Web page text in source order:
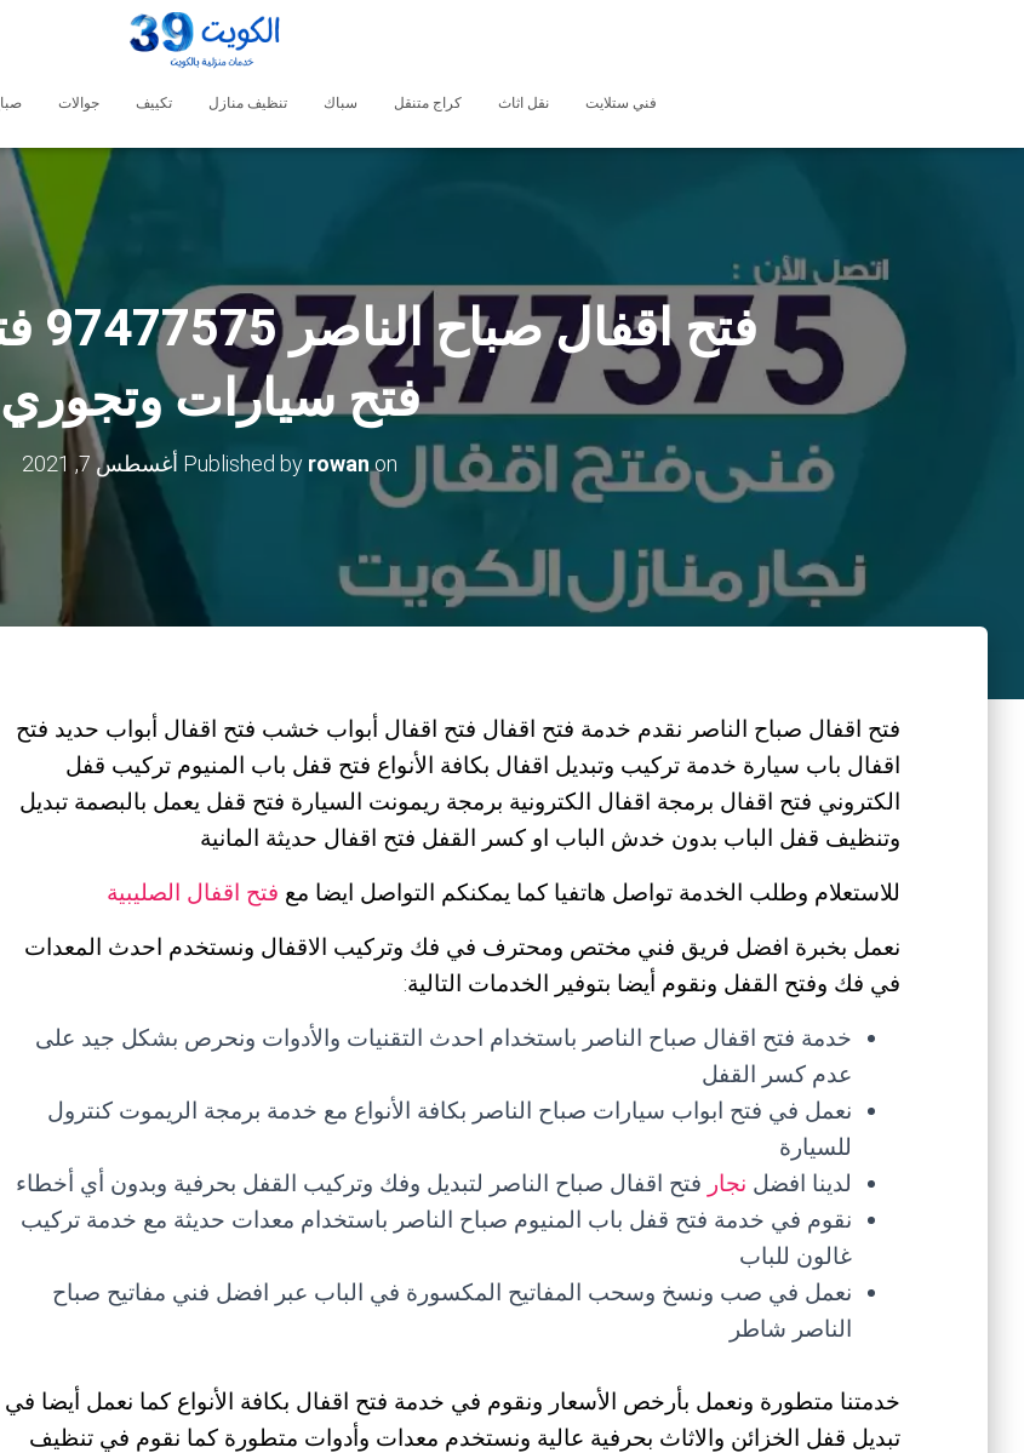
فني ستلايت نقل اثاث كراج متنقل سباك تنظيف منازل تكييف جوالات
فتح سيارات وتجوري
Published by rowanon أغسطس 7, 2021
فتح اقفال صباح الناصر نقدم خدمة فتح اقفال فتح اقفال أبواب خشب فتح اقفال أبواب حديد فتح
اقفال باب سيارة خدمة تركيب وتبديل اقفال بكافة الأنواع فتح قفل باب المنيوم تركيب قفل
الكتروني فتح اقفال برمجة اقفال الكترونية برمجة ريمونت السيارة فتح قفل يعمل بالبصمة تبديل
وتنظيف قفل الباب بدون خدش الباب او كسر القفل فتح اقفال حديثة المانية
للاستعلام وطلب الخدمة تواصل هاتفيا كما يمكنكم التواصل ايضا مع فتح اقفال الصليبية
نعمل بخبرة افضل فريق فني مختص ومحترف في فك وتركيب الاقفال ونستخدم احدث المعدات
في فك وفتح القفل ونقوم أيضا بتوفير الخدمات التالية:
خدمة فتح اقفال صباح الناصر باستخدام احدث التقنيات والأدوات ونحرص بشكل جيد على
عدم كسر القفل
نعمل في فتح ابواب سيارات صباح الناصر بكافة الأنواع مع خدمة برمجة الريموت كنترول
للسيارة
لدينا افضل نجار فتح اقفال صباح الناصر لتبديل وفك وتركيب القفل بحرفية وبدون أي أخطاء
نقوم في خدمة فتح قفل باب المنيوم صباح الناصر باستخدام معدات حديثة مع خدمة تركيب
غالون للباب
نعمل في صب ونسخ وسحب المفاتيح المكسورة في الباب عبر افضل فني مفاتيح صباح
الناصر شاطر
خدمتنا متطورة ونعمل بأرخص الأسعار ونقوم في خدمة فتح اقفال بكافة الأنواع كما نعمل أيضا في
تبديل قفل الخزائن والاثاث بحرفية عالية ونستخدم معدات وأدوات متطورة كما نقوم في تنظيف